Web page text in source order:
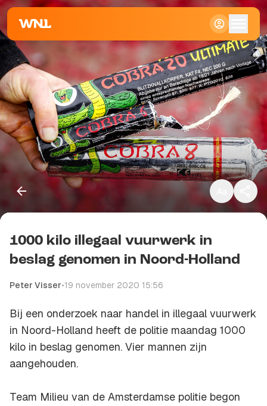
Klein
Standaard
Groot
Kopieer link
1000 kilo illegaal vuurwerk in
beslag genomen in Noord-Holland
Peter Visser•19 november 2020 15:56
Bij een onderzoek naar handel in illegaal vuurwerk
in Noord-Holland heeft de politie maandag 1000
kilo in beslag genomen. Vier mannen zijn
aangehouden.
Team Milieu van de Amsterdamse politie begon